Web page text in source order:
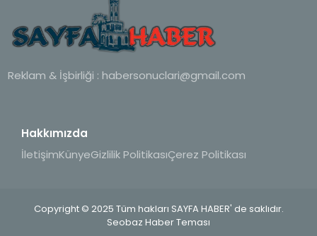
Reklam & İşbirliği : habersonuclari@gmail.com
Hakkımızda
İletişimKünyeGizlilik PolitikasıÇerez Politikası
Copyright © 2025 Tüm hakları SAYFA HABER' de saklıdır.
Seobaz Haber Teması